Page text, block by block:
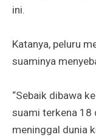
ini.
Katanya, peluru
suaminya
“Sebaik dibawa
suami terkena 18
meninggal dunia